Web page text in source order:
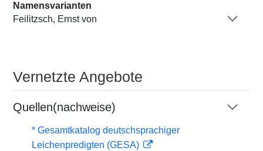
Namensvarianten
Feilitzsch, Ernst von
Vernetzte Angebote
Quellen(nachweise)
* Gesamtkatalog deutschsprachiger
Leichenpredigten (GESA)